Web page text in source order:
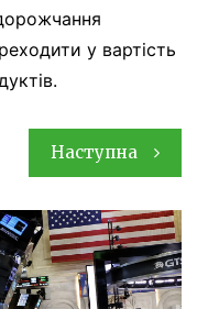
у вартість
Наступна